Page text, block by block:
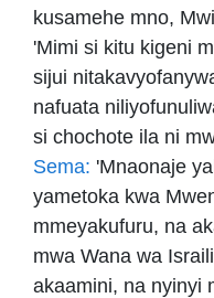
kusamehe mno,
'Mimi si kitu kigeni
sijui
nafuata
si chochote ila ni
Sema: 'Mnaonaje
yametoka kwa
mmeyakufuru, na
mwa Wana wa
akaamini, na nyinyi